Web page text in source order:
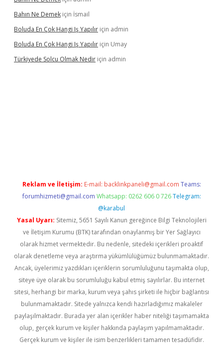
Bahın Ne Demek için İsmail
Boluda En Çok Hangi Iş Yapılır için admin
Boluda En Çok Hangi Iş Yapılır için Umay
Türkiyede Solcu Olmak Nedir için admin
Reklam ve İletişim: E-mail: backlinkpaneli@gmail.com Teams:
forumhizmeti@gmail.com Whatsapp: 0262 606 0 726 Telegram:
@karabul
Yasal Uyarı: Sitemiz, 5651 Sayılı Kanun gereğince Bilgi Teknolojileri
ve İletişim Kurumu (BTK) tarafından onaylanmış bir Yer Sağlayıcı
olarak hizmet vermektedir. Bu nedenle, sitedeki içerikleri proaktif
olarak denetleme veya araştırma yükümlülüğümüz bulunmamaktadır.
Ancak, üyelerimiz yazdıkları içeriklerin sorumluluğunu taşımakta olup,
siteye üye olarak bu sorumluluğu kabul etmiş sayılırlar. Bu internet
sitesi, herhangi bir marka, kurum veya şahıs şirketi ile hiçbir bağlantısı
bulunmamaktadır. Sitede yalnızca kendi hazırladığımız makaleler
paylaşılmaktadır. Burada yer alan içerikler haber niteliği taşımamakta
olup, gerçek kurum ve kişiler hakkında paylaşım yapılmamaktadır.
Gerçek kurum ve kişiler ile isim benzerlikleri tamamen tesadüfidir.